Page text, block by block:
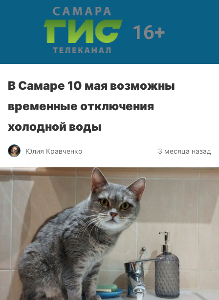
В Самаре 10 мая возможны
временные отключения
холодной воды
Юлия Кравченко 3 месяца назад